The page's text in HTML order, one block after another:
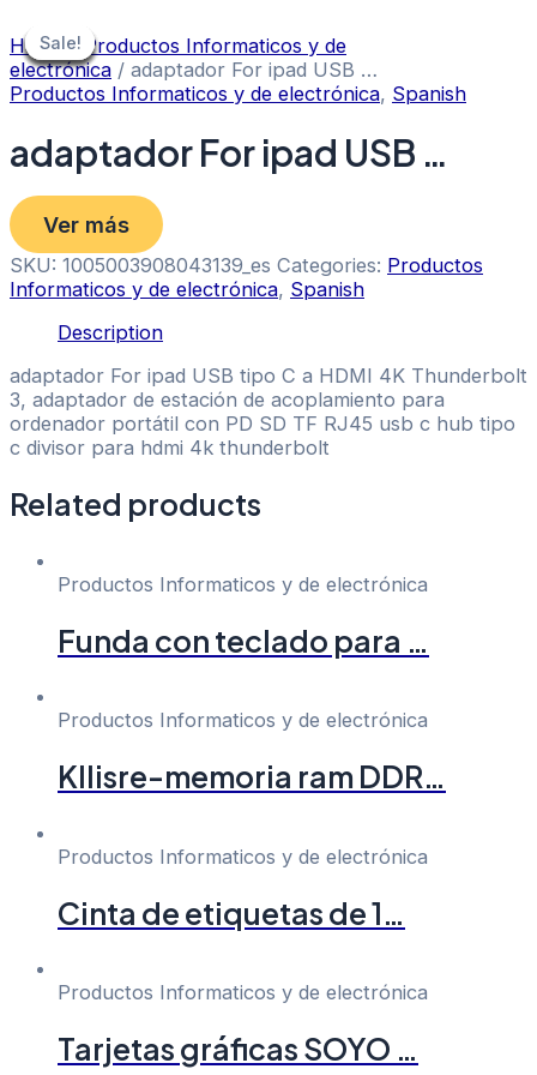
to
content
Home/ Productos Informaticos y de
electrónica / adaptador For ipad USB …
Productos Informaticos y de electrónica, Spanish
adaptador For ipad USB …
Ver más
SKU: 1005003908043139_es Categories: Productos
Informaticos y de electrónica, Spanish
Description
adaptador For ipad USB tipo C a HDMI 4K Thunderbolt
3, adaptador de estación de acoplamiento para
ordenador portátil con PD SD TF RJ45 usb c hub tipo
c divisor para hdmi 4k thunderbolt
Related products
Sale!
Sale!
Productos Informaticos y de electrónica
Funda con teclado para …
Sale!
Sale!
Productos Informaticos y de electrónica
Kllisre-memoria ram DDR…
Sale!
Sale!
Productos Informaticos y de electrónica
Cinta de etiquetas de 1…
Sale!
Sale!
Productos Informaticos y de electrónica
Tarjetas gráficas SOYO …